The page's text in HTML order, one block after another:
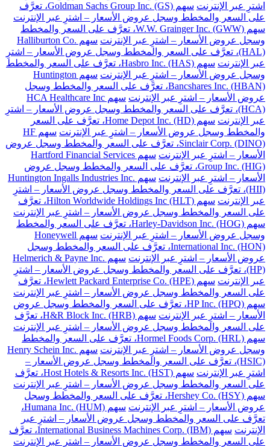
اشترِ عبر الإنترنت
سهم Goldman Sachs Group Inc. (GS)، تعرَّف
على السعر والمخطط وسجل عروض الأسعار – اشترِ عبر الإنترنت
سهم W.W. Grainger Inc. (GWW)، تعرَّف على السعر والمخطط
وسجل عروض الأسعار – اشترِ عبر الإنترنت
سهم Halliburton Co.
(HAL)، تعرَّف على السعر والمخطط وسجل عروض الأسعار – اشترِ
عبر الإنترنت
سهم Hasbro Inc. (HAS)، تعرَّف على السعر والمخطط
وسجل عروض الأسعار – اشترِ عبر الإنترنت
سهم Huntington
Bancshares Inc. (HBAN)، تعرَّف على السعر والمخطط وسجل
عروض الأسعار – اشترِ عبر الإنترنت
سهم HCA Healthcare Inc
(HCA)، تعرَّف على السعر والمخطط وسجل عروض الأسعار – اشترِ
عبر الإنترنت
سهم Home Depot Inc. (HD)، تعرَّف على السعر
والمخطط وسجل عروض الأسعار – اشترِ عبر الإنترنت
سهم HF
Sinclair Corp. (DINO)، تعرَّف على السعر والمخطط وسجل عروض
الأسعار – اشترِ عبر الإنترنت
سهم Hartford Financial Services
Group Inc. (HIG)، تعرَّف على السعر والمخطط وسجل عروض
الأسعار – اشترِ عبر الإنترنت
سهم Huntington Ingalls Industries Inc.
(HII)، تعرَّف على السعر والمخطط وسجل عروض الأسعار – اشترِ
عبر الإنترنت
سهم Hilton Worldwide Holdings Inc (HLT)، تعرَّف
على السعر والمخطط وسجل عروض الأسعار – اشترِ عبر الإنترنت
سهم Harley-Davidson Inc. (HOG)، تعرَّف على السعر والمخطط
وسجل عروض الأسعار – اشترِ عبر الإنترنت
سهم Honeywell
International Inc. (HON)، تعرَّف على السعر والمخطط وسجل
عروض الأسعار – اشترِ عبر الإنترنت
سهم Helmerich & Payne Inc.
(HP)، تعرَّف على السعر والمخطط وسجل عروض الأسعار – اشترِ
عبر الإنترنت
سهم Hewlett Packard Enterprise Co. (HPE)، تعرَّف
على السعر والمخطط وسجل عروض الأسعار – اشترِ عبر الإنترنت
سهم HP Inc. (HPQ)، تعرَّف على السعر والمخطط وسجل عروض
الأسعار – اشترِ عبر الإنترنت
سهم H&R Block Inc. (HRB)، تعرَّف
على السعر والمخطط وسجل عروض الأسعار – اشترِ عبر الإنترنت
سهم Hormel Foods Corp. (HRL)، تعرَّف على السعر والمخطط
وسجل عروض الأسعار – اشترِ عبر الإنترنت
سهم Henry Schein Inc.
(HSIC)، تعرَّف على السعر والمخطط وسجل عروض الأسعار –
اشترِ عبر الإنترنت
سهم Host Hotels & Resorts Inc. (HST)، تعرَّف
على السعر والمخطط وسجل عروض الأسعار – اشترِ عبر الإنترنت
سهم Hershey Co. (HSY)، تعرَّف على السعر والمخطط وسجل
عروض الأسعار – اشترِ عبر الإنترنت
سهم Humana Inc. (HUM)،
تعرَّف على السعر والمخطط وسجل عروض الأسعار – اشترِ عبر
الإنترنت
سهم International Business Machines Corp. (IBM)، تعرَّف
على السعر والمخطط وسجل عروض الأسعار – اشترِ عبر الإنترنت